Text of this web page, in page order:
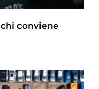
conviene